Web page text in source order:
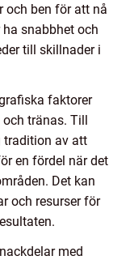
och ben för att nå
snabbhet och
till skillnader i
faktorer
tränas. Till
tradition av att
en fördel när det
Det kan
och resurser för
med